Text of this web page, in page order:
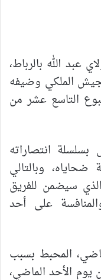
عبد الله بالرباط،
الملكي وضيفه
التاسع عشر من
انتصاراته
ضحاياه، وبالتالي
سيضمن للفريق
على أحد
المحبط بسبب
يوم الأحد الماضي،